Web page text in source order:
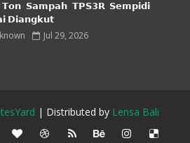
𝗦𝗮𝗺𝗽𝗮𝗵 𝗧𝗣𝗦𝟯𝗥 𝗦𝗲𝗺𝗽𝗶𝗱𝗶
𝗗𝗶𝗮𝗻𝗴𝗸𝘂𝘁
Jul 29, 2026
| Distributed by Lensa Bali